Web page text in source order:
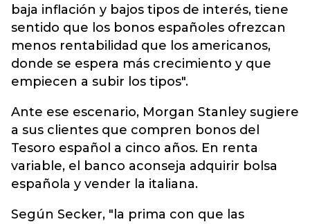
baja inflación y bajos tipos de interés, tiene
sentido que los bonos españoles ofrezcan
menos rentabilidad que los americanos,
donde se espera más crecimiento y que
empiecen a subir los tipos".
Ante ese escenario, Morgan Stanley sugiere
a sus clientes que compren bonos del
Tesoro español a cinco años. En renta
variable, el banco aconseja adquirir bolsa
española y vender la italiana.
Según Secker, "la prima con que las